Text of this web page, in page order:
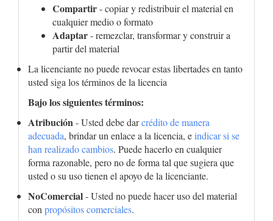
Compartir- copiar y redistribuir el material en
cualquier medio o formato
Adaptar- remezclar, transformar y construir a
partir del material
La licenciante no puede revocar estas libertades en tanto
usted siga los términos de la licencia
Bajo los siguientes términos:
Atribución- Usted debe darcrédito de manera
adecuada, brindar un enlace a la licencia, eindicar si se
han realizado cambios. Puede hacerlo en cualquier
forma razonable, pero no de forma tal que sugiera que
usted o su uso tienen el apoyo de la licenciante.
NoComercial- Usted no puede hacer uso del material
con propósitos comerciales.